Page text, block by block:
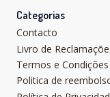
Categorias
Contacto
Livro de
Termos e Condições
Politica de